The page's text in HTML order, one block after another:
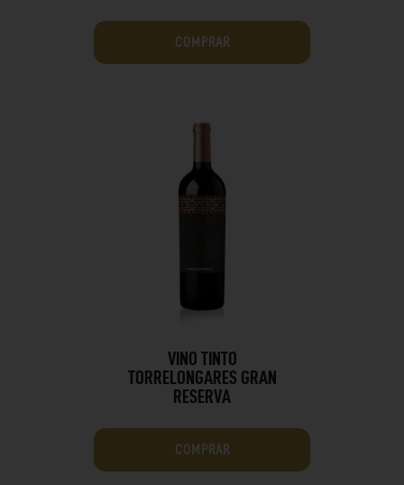
COMPRAR
VINO TINTO
TORRELONGARES GRAN
RESERVA
COMPRAR